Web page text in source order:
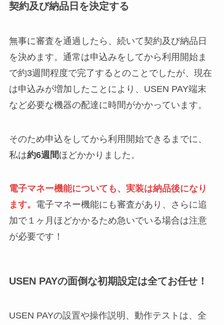
契約及び納品日を決定する
無事に審査を通過したら、続いて契約及び納品日
を決めます。通常は申込みをしてから利用開始ま
で約3週間程度で完了するとのことでしたが、現在
は申込みが増加したことにより、USEN PAY端末
など必要な機器の配達に時間がかかっています。
そのため申込をしてから利用開始できるまでに、
私は約6週間ほどかかりました。
電子マネー機能についても、実装は納品後になり
ます。 電子マネー機能にも審査があり、さらに追
加で１ヶ月ほどかかるため急いでいる場合は注意
が必要です！
USEN PAYの面倒な初期設定は全てお任せ！
USEN PAYの設置や操作説明、動作テストは、全